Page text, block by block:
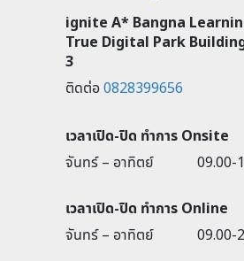
ignite A* Bangna
True Digital Park
3
ติดต่อ0828399656
เวลาเปิด-ปิด ทำการ Onsite
จันทร์ – อาทิตย์
09.00-
เวลาเปิด-ปิด ทำการ Online
จันทร์ – อาทิตย์
09.00-